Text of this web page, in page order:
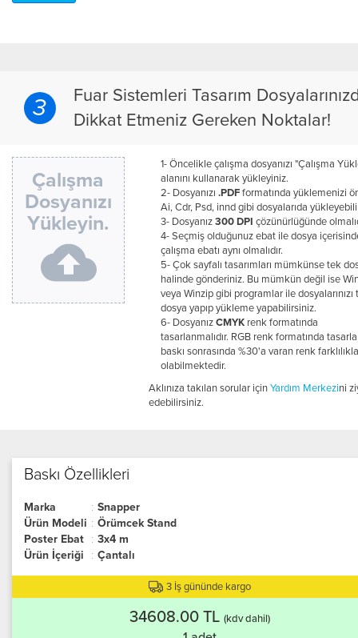
3
Fuar Sistemleri Tasarım
Dikkat Etmeniz Gereken Noktalar!
Çalışma
Dosyanızı
Yükleyin.
1- Öncelikle çalışma dosyanızı "Çalışma
alanını kullanarak yükleyiniz.
2- Dosyanızı .PDFformatında yüklemenizi
Ai, Cdr, Psd, innd gibi dosyalarıda
3- Dosyanız300 DPI çözünürlüğünde
4- Seçmiş olduğunuz ebat ile dosya
çalışma ebatı aynı olmalıdır.
5- Çok sayfalı tasarımları mümkünse tek
halinde gönderiniz. Bu mümkün değil ise
veya Winzip gibi programlar ile dosyalarınızı
dosya yapıp yükleme yapabilirsiniz.
6- DosyanızCMYK renk formatında
tasarlanmalıdır. RGB renk formatında
baskı sonrasında %30'a varan renk
olabilmektedir.
Aklınıza takılan sorular içinYardım Merkezini
edebilirsiniz.
Baskı Özellikleri
Marka : Snapper
Ürün Modeli : Örümcek Stand
Poster Ebat : 3x4 m
Ürün İçeriği
: Çantalı
3 İş gününde kargo
34608.00 TL (kdv dahil)